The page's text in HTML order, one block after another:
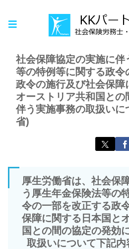
お知らせ
社会保障協定の実施に伴
等の特例等に関する政令
政令の施行及び社会保障
オーストリア共和国との
伴う実施事務の取扱いに
省)
厚生労働省は、社会保
う厚生年金保険法等の
令の一部を改正する政
保障に関する日本国と
国との間の協定の発効
取扱いについて下記内